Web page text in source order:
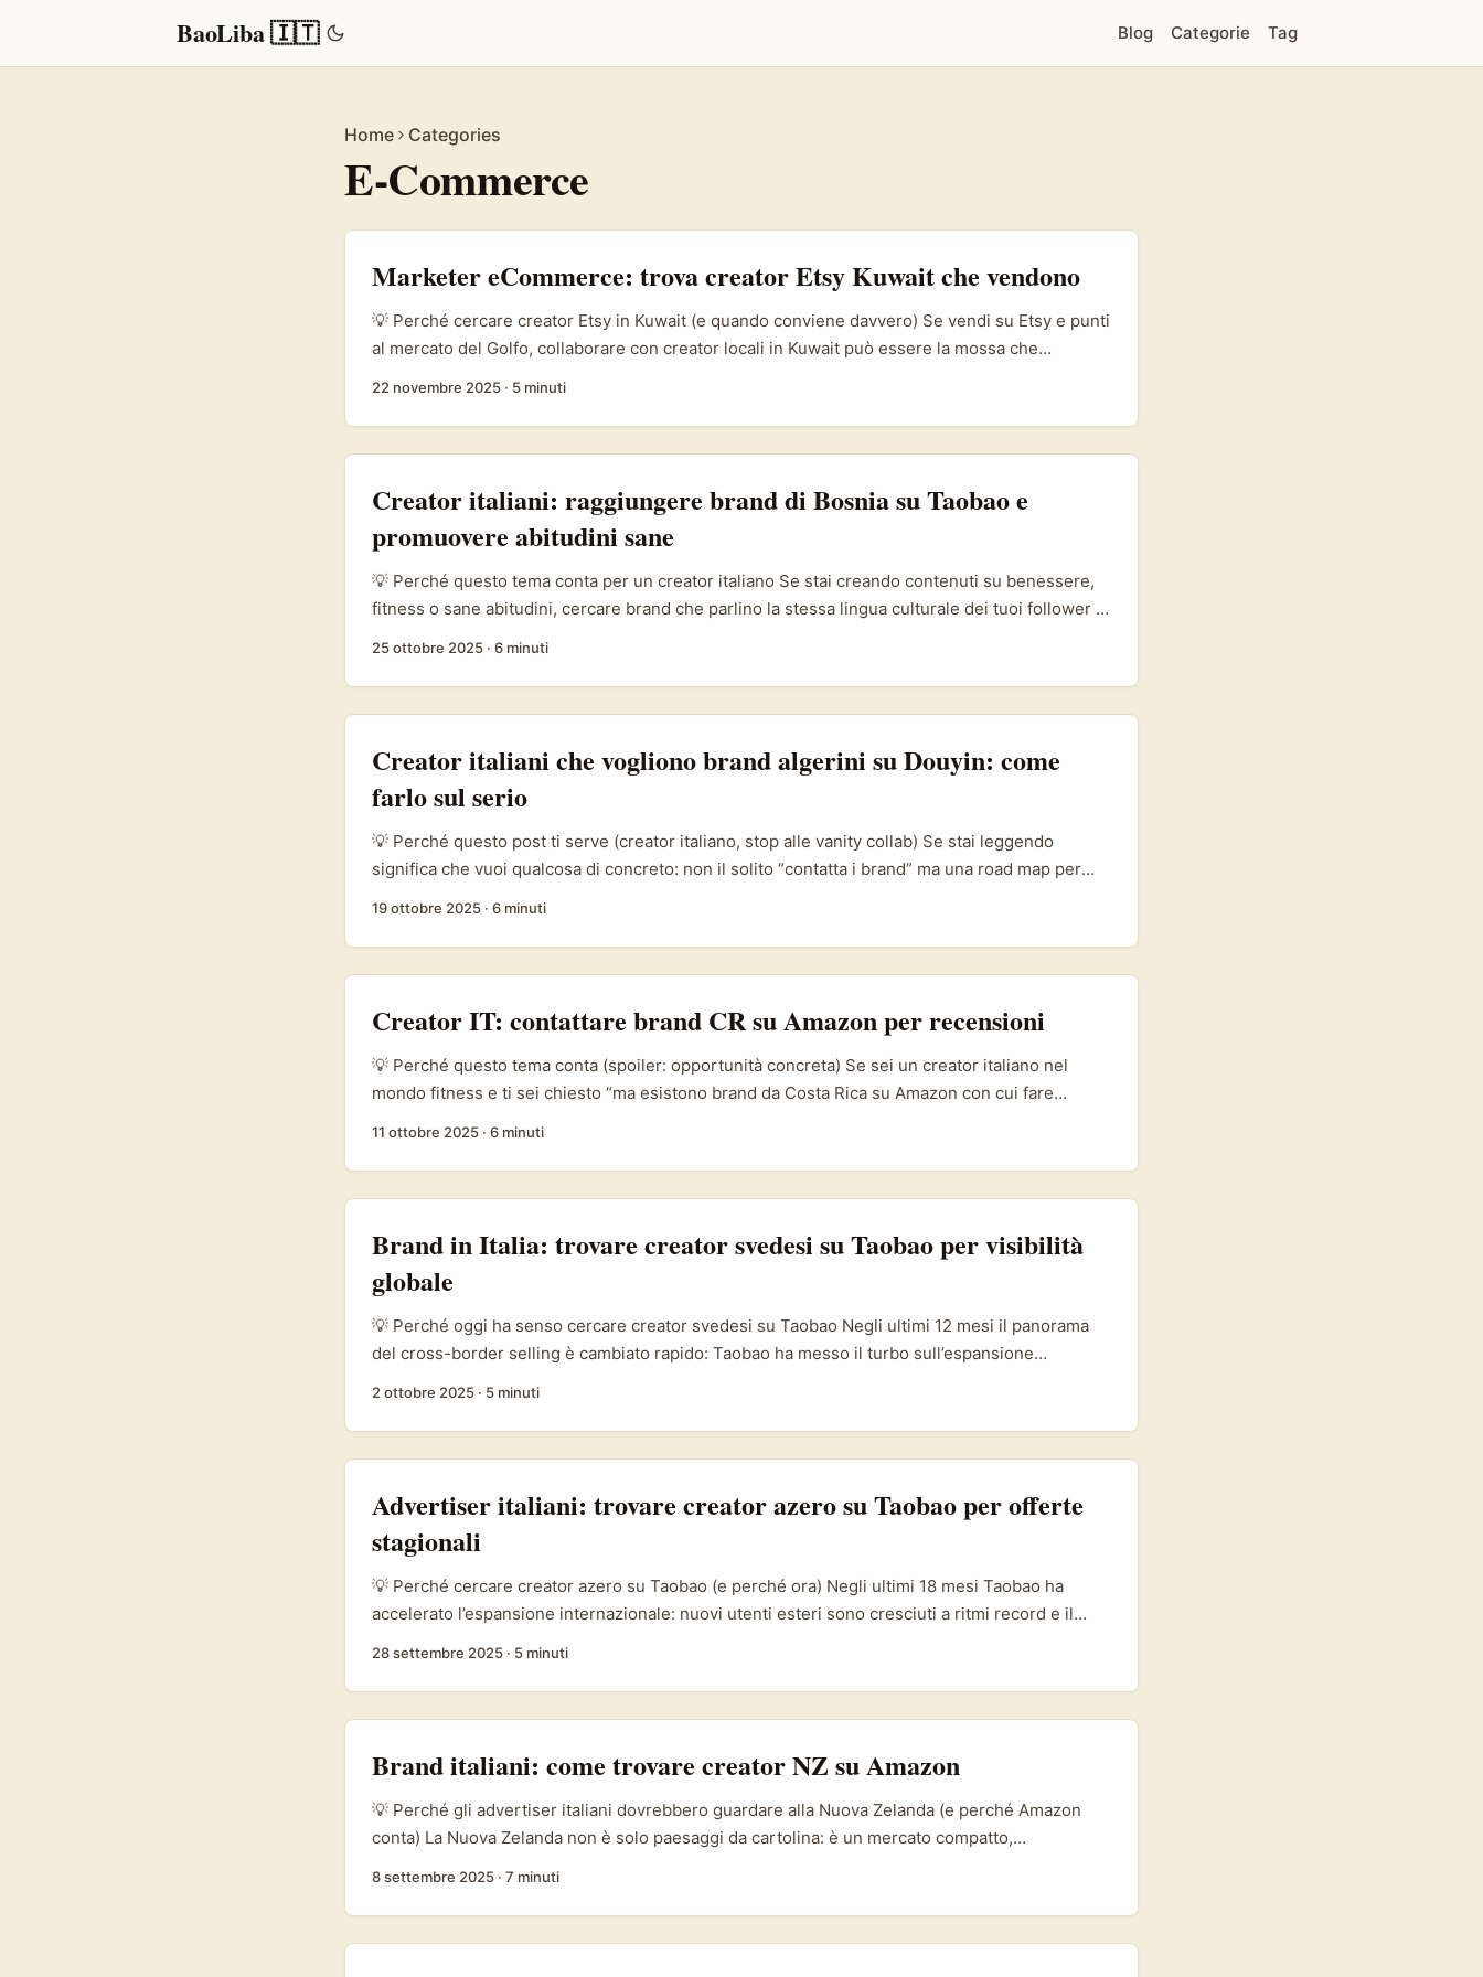
BaoLiba 🇮🇹 Blog Categorie Tag
Home Categories
E-Commerce
Marketer eCommerce: trova creator Etsy Kuwait che vendono
💡 Perché cercare creator Etsy in Kuwait (e quando conviene davvero) Se vendi su Etsy e punti
al mercato del Golfo, collaborare con creator locali in Kuwait può essere la mossa che
capiscono le aspettative culturali — vedi autenticità vs pura promozione (lo dicono creatori
come Kaliya: il termine “influencer” spesso svilisce il lavoro creativo). ...
22 novembre 2025 · 5 minuti
Creator italiani: raggiungere brand di Bosnia su Taobao e
promuovere abitudini sane
💡 Perché questo tema conta per un creator italiano Se stai creando contenuti su benessere,
fitness o sane abitudini, cercare brand che parlino la stessa lingua culturale dei tuoi follower è
prodotti cross-border. Questa espansione significa che sul marketplace trovi venditori (inclusi
produttori o seller che rappresentano mercati europei o balcani) che potrebbero collegarti a
25 ottobre 2025 · 6 minuti
Creator italiani che vogliono brand algerini su Douyin: come
farlo sul serio
💡 Perché questo post ti serve (creator italiano, stop alle vanity collab) Se stai leggendo
significa che vuoi qualcosa di concreto: non il solito “contatta i brand” ma una road map per
globale. ...
19 ottobre 2025 · 6 minuti
Creator IT: contattare brand CR su Amazon per recensioni
💡 Perché questo tema conta (spoiler: opportunità concreta) Se sei un creator italiano nel
mondo fitness e ti sei chiesto “ma esistono brand da Costa Rica su Amazon con cui fare
(attrezzature compatte, accessori di fisioterapia, tech wearables), ci sono opportunità reali per
ottenere prodotti in prova, affiliate deal o collaborazioni a basso budget. ...
11 ottobre 2025 · 6 minuti
Brand in Italia: trovare creator svedesi su Taobao per visibilità
globale
💡 Perché oggi ha senso cercare creator svedesi su Taobao Negli ultimi 12 mesi il panorama
del cross-border selling è cambiato rapido: Taobao ha messo il turbo sull’espansione
da cinque anni (fonte: Taobao report, aprile–agosto 2025). Questo vuol dire due cose pratiche
per un advertiser in Italia: ci sono più occhi internazionali sulla piattaforma e nuovi cluster di
2 ottobre 2025 · 5 minuti
Advertiser italiani: trovare creator azero su Taobao per offerte
stagionali
💡 Perché cercare creator azero su Taobao (e perché ora) Negli ultimi 18 mesi Taobao ha
accelerato l’espansione internazionale: nuovi utenti esteri sono cresciuti a ritmi record e il
interessante per gli advertiser italiani che vogliono promozioni stagionali (saldi, festività,
lancio collezione) sfruttando creator locali in mercati di nicchia come l’Azerbaigian. ...
28 settembre 2025 · 5 minuti
Brand italiani: come trovare creator NZ su Amazon
💡 Perché gli advertiser italiani dovrebbero guardare alla Nuova Zelanda (e perché Amazon
conta) La Nuova Zelanda non è solo paesaggi da cartolina: è un mercato compatto,
brand beauty vuole capire come i prodotti performano in mercati “angolati” (lingua inglese,
cultura del consumo attento), NZ è un ottimo banco di prova. ...
8 settembre 2025 · 7 minuti